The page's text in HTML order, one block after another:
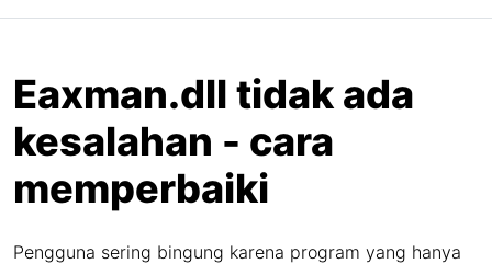
Eaxman.dll tidak ada
kesalahan - cara
memperbaiki
Pengguna sering bingung karena program yang hanya